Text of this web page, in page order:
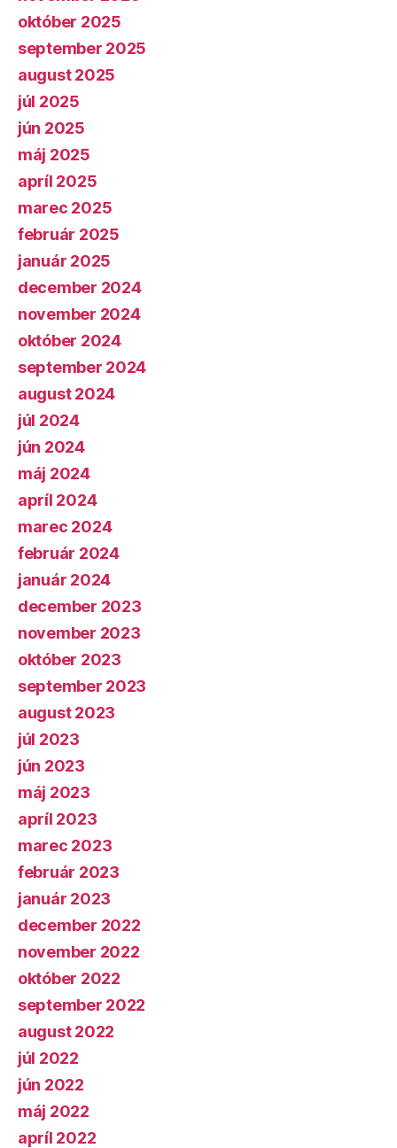
október 2025
september 2025
august 2025
júl 2025
jún 2025
máj 2025
apríl 2025
marec 2025
február 2025
január 2025
december 2024
november 2024
október 2024
september 2024
august 2024
júl 2024
jún 2024
máj 2024
apríl 2024
marec 2024
február 2024
január 2024
december 2023
november 2023
október 2023
september 2023
august 2023
júl 2023
jún 2023
máj 2023
apríl 2023
marec 2023
február 2023
január 2023
december 2022
november 2022
október 2022
september 2022
august 2022
júl 2022
jún 2022
máj 2022
apríl 2022